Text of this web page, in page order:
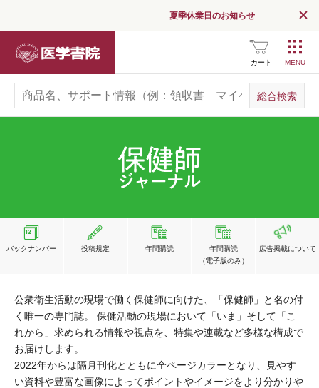
夏季休業日のお知らせ
カート
バックナンバー 投稿規定 年間購読
年間購読
（電子版のみ）
広告掲載について
公衆衛生活動の現場で働く保健師に向けた、「保健師」と名の付
く唯一の専門誌。 保健活動の現場において「いま」そして「こ
れから」求められる情報や視点を、特集や連載など多様な構成で
お届けします。
2022年からは隔月刊化とともに全ページカラーとなり、見やす
い資料や豊富な画像によってポイントやイメージをより分かりや